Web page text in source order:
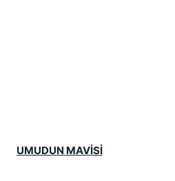
UMUDUN MAVİSİ